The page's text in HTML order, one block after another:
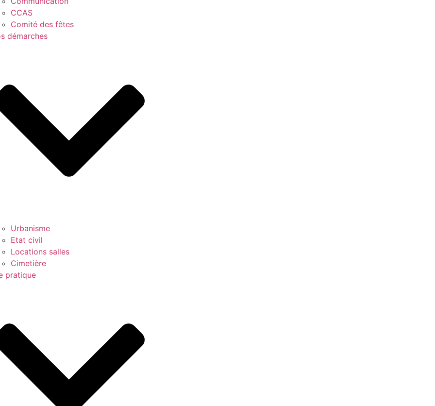
CCAS
Comité des fêtes
démarches
Urbanisme
Etat civil
Locations salles
Cimetière
pratique